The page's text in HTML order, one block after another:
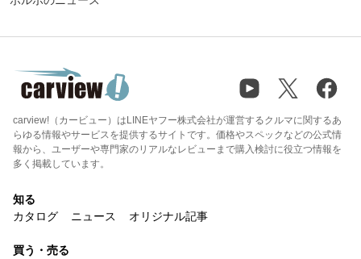
carview!（カービュー）はLINEヤフー株式会社が運営するクルマに関するあ
らゆる情報やサービスを提供するサイトです。価格やスペックなどの公式情
報から、ユーザーや専門家のリアルなレビューまで購入検討に役立つ情報を
多く掲載しています。
知る
カタログ
ニュース オリジナル記事
買う・売る